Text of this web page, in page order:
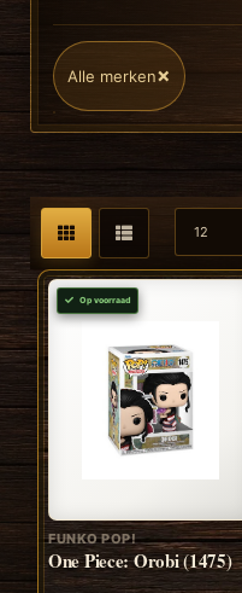
Alle merken×
Op voorraad
FUNKO POP!
One Piece: Orobi (1475)